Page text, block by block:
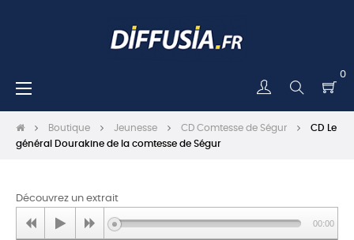
0
Basculer
☰
Boutique Jeunesse CD Comtesse de Ségur
CD Le
général Dourakine de la comtesse de Ségur
Découvrez un extrait
00:00